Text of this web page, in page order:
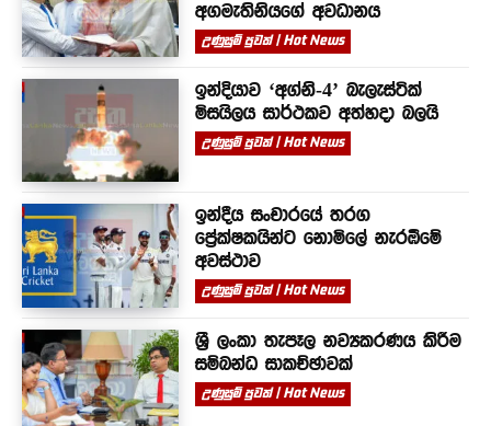
අගමැතිනියගේ අවධානය
උණුසුම් පුවත් | Hot News
ඉන්දියාව ‘අග්නි-4’ බැලැස්ටික්
මිසයිලය සාර්ථකව අත්හදා බලයි
උණුසුම් පුවත් | Hot News
ඉන්දීය සංචාරයේ තරග
ප්‍රේක්ෂකයින්ට නොමිලේ නැරඹීමේ
අවස්ථාව
උණුසුම් පුවත් | Hot News
ශ්‍රී ලංකා තැපෑල නව්‍යකරණය කිරීම
සම්බන්ධ සාකච්ඡාවක්
උණුසුම් පුවත් | Hot News